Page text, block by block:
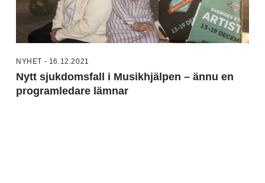
NYHET - 16.12.2021
Nytt sjukdomsfall i Musikhjälpen – ännu en
programledare lämnar